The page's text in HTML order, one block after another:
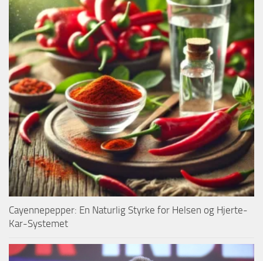
Cayennepepper: En Naturlig Styrke for Helsen og Hjerte-
Kar-Systemet